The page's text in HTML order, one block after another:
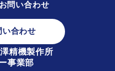
問い合わせ
い合わせ
精機製作所
事業部